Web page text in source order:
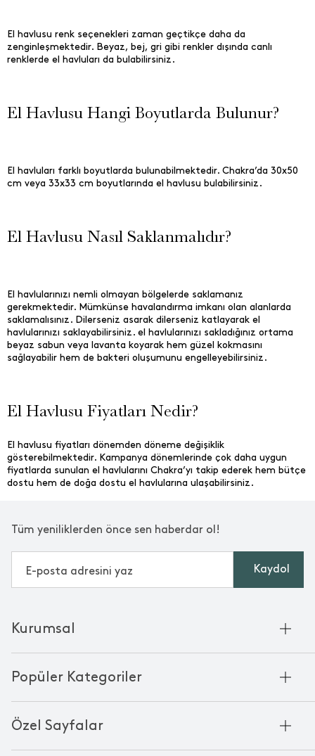
El havlusu renk seçenekleri zaman geçtikçe daha da
zenginleşmektedir. Beyaz, bej, gri gibi renkler dışında canlı
renklerde el havluları da bulabilirsiniz.
El Havlusu Hangi Boyutlarda Bulunur?
El havluları farklı boyutlarda bulunabilmektedir. Chakra’da 30x50
cm veya 33x33 cm boyutlarında el havlusu bulabilirsiniz.
El Havlusu Nasıl Saklanmalıdır?
El havlularınızı nemli olmayan bölgelerde saklamanız
gerekmektedir. Mümkünse havalandırma imkanı olan alanlarda
saklamalısınız. Dilerseniz asarak dilerseniz katlayarak el
havlularınızı saklayabilirsiniz. el havlularınızı sakladığınız ortama
beyaz sabun veya lavanta koyarak hem güzel kokmasını
sağlayabilir hem de bakteri oluşumunu engelleyebilirsiniz.
El Havlusu Fiyatları Nedir?
El havlusu fiyatları dönemden döneme değişiklik
gösterebilmektedir. Kampanya dönemlerinde çok daha uygun
fiyatlarda sunulan el havlularını Chakra’yı takip ederek hem bütçe
dostu hem de doğa dostu el havlularına ulaşabilirsiniz.
Tüm yeniliklerden önce sen haberdar ol!
Kaydol
Popüler Kategoriler
Bornoz
Özel Sayfalar
Kurumsal
Kurumsal Satış
Chakra Manifesto
Mağazalarımız